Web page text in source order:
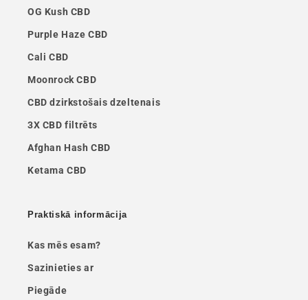
OG Kush CBD
Purple Haze CBD
Cali CBD
Moonrock CBD
CBD dzirkstošais dzeltenais
3X CBD filtrēts
Afghan Hash CBD
Ketama CBD
Praktiskā informācija
Kas mēs esam?
Sazinieties ar
Piegāde